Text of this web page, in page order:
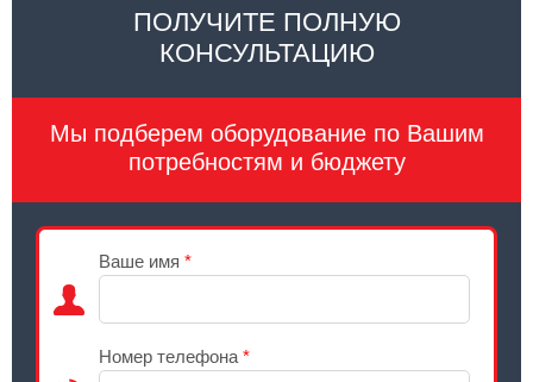
ПОЛУЧИТЕ ПОЛНУЮ
КОНСУЛЬТАЦИЮ
Мы подберем оборудование по Вашим
потребностям и бюджету
Ваше имя *
Номер телефона *